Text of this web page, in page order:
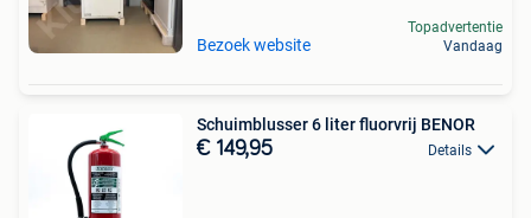
Bezoek website
Topadvertentie
Vandaag
Schuimblusser 6 liter fluorvrij BENOR
€ 149,95 Details